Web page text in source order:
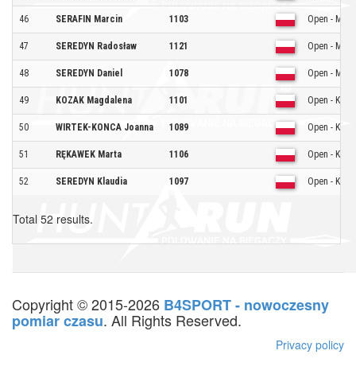
46 SERAFIN Marcin 1103 Open -
47 SEREDYN Radosław 1121 Open -
48 SEREDYN Daniel 1078 Open -
49 KOZAK Magdalena 1101 Open -
50 WIRTEK-KONCA Joanna 1089 Open -
51 RĘKAWEK Marta 1106 Open -
52 SEREDYN Klaudia 1097 Open -
Total 52 results.
Copyright © 2015-2026 B4SPORT - nowoczesny
pomiar czasu. All Rights Reserved.
Privacy policy